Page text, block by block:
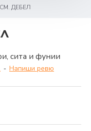
ДЕБЕЛ
- Напиши ревю